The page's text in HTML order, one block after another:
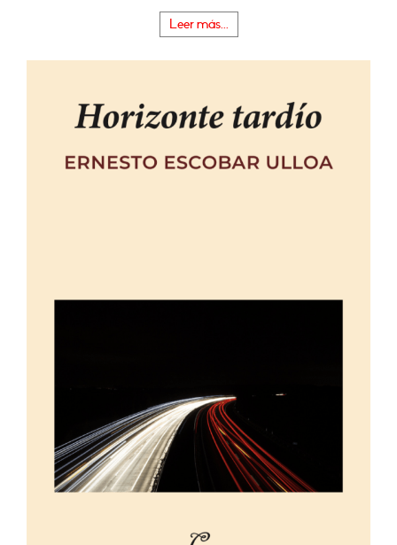
Leer más...